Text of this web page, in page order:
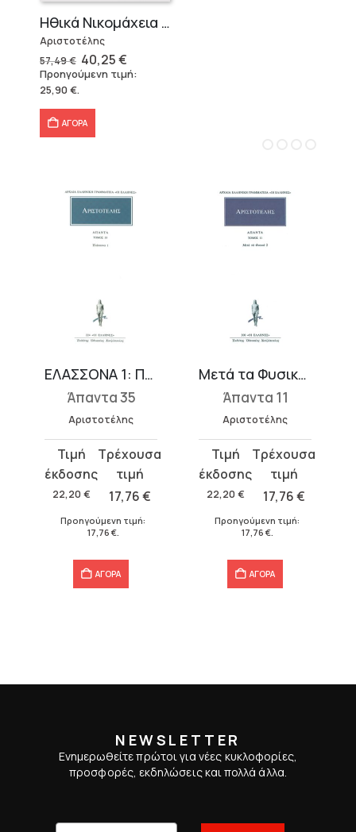
Ηθικά Νικομάχεια (3 τόμοι)
Αριστοτέλης
57,49€ Original
price
was:
40,25€Η
τρέχουσα
τιμή
Προηγούμενη τιμή:
25,90€.
ΑΓΟΡΑ
ΕΛΑΣΣΟΝΑ 1: Περί χρωμάτων, Εκ του περί ακουστών, Φυσιογνωμονικά, Περί φυτών, Περί θαυμασίων ακουσμάτων
Άπαντα 35
Αριστοτέλης
22,20 €
Original
price
was:
17,76€
τρέχουσα
τιμή
17,76 €.
Προηγούμενη τιμή:
17,76 €.
ΑΓΟΡΑ
Μετά τα Φυσικά 2 (Ε-Ι)
Άπαντα 11
Αριστοτέλης
22,20 €
Original
price
was:
17,76€
τρέχουσα
τιμή
17,76 €.
Προηγούμενη τιμή:
17,76 €.
ΑΓΟΡΑ
NEWSLETTER
Ενημερωθείτε πρώτοι για νέες κυκλοφορίες,
προσφορές, εκδηλώσεις και πολλά άλλα.